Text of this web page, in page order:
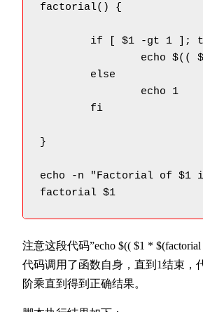
factorial() {
}
echo -n "Factorial of $1
factorial $1
注意这段代码”echo $(( $1 * $(factorial
代码调用了函数自身，直到1结束，
阶乘直到得到正确结果。